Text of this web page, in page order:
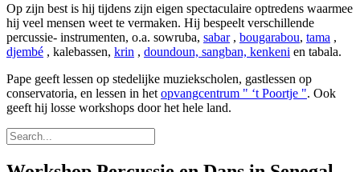
Op zijn best is hij tijdens zijn eigen spectaculaire optredens waarmee
hij veel mensen weet te vermaken. Hij bespeelt verschillende
percussie- instrumenten, o.a. sowruba, sabar, bougarabou, tama ,
djembé , kalebassen, krin , doundoun, sangban, kenkeni en tabala.
Pape geeft lessen op stedelijke muziekscholen, gastlessen op
conservatoria, en lessen in het opvangcentrum " ‘t Poortje ". Ook
geeft hij losse workshops door het hele land.